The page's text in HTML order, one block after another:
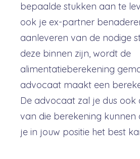
bepaalde stukken aan te
ook je ex-partner
aanleveren van de nodige
deze binnen zijn, wordt de
alimentatieberekening
advocaat maakt een
De advocaat zal je dus ook
van die berekening kunnen
je in jouw positie het best